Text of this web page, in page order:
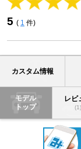
5 ( 1 件)
カスタム情報
モデル
トップ
レビ
(1)